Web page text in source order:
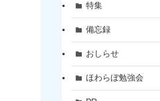
特集
備忘録
おしらせ
ほわらぼ勉強会